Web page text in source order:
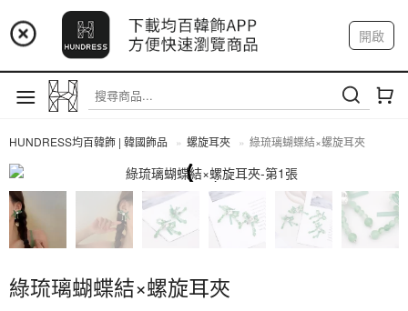
📢 市集預告：9/4-9/6 淡水捷運站
📢 市集預告：9/12-9/13 八里海巡基地
📢 市集預告：8/22-8/23 桃園青埔置地廣場
開啟
註冊 我的帳戶
HUNDRESS均百韓飾 | 韓國飾品 螺旋耳夾 綠琉璃蝴蝶結×螺旋耳夾
綠琉璃蝴蝶結×螺旋耳夾